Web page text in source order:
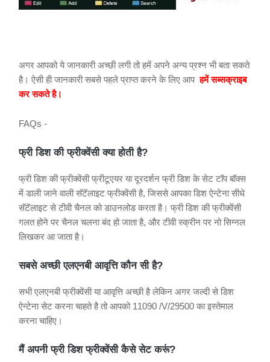
अगर आपको ये जानकारी अच्छी लगी तो हमें अपने अन्य प्रश्न भी बता सकते
है। ऐसी ही जानकारी सबसे पहले प्राप्त करने के लिए आपहमें सब्सक्राइब
कर सकते है।
FAQs -
फ्री डिश की फ्रीक्वेंसी क्या होती है?
फ्री डिश की फ्रीक्वेंसी फ्रीटूएयर या दूरदर्शन फ्री डिश के सेट टॉप बॉक्स
में डाली जाने वाली सॅटॅलाइट फ्रीक्वेंसी है, जिससे आपका डिश ऐन्टेना सीधे
सॅटॅलाइट से टीवी चैनल को डाउनलोड करता है। फ्री डिश की फ्रीक्वेंसी
गलत होने पर चैनल चलना बंद हो जाता है, और टीवी स्क्रीन पर नो सिग्नल
लिखकर आ जाता है।
सबसे अच्छी एलएनबी आवृत्ति कौन सी है?
सभी एलएनबी फ्रीक्वेंसी या आवृत्ति अच्छी है लेकिन अगर जल्दी से डिश
ऐन्टेना सेट करना चाहते है तो आपको 11090 /V/29500 का इस्तेमाल
करना चाहिए।
मैं अपनी फ्री डिश फ्रीक्वेंसी कैसे सेट करूं?